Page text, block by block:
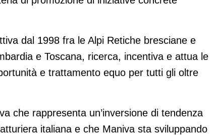
dal 1998 fra le Alpi Retiche bresciane e
e Toscana, ricerca, incentiva e attua le
e trattamento equo per tutti gli oltre
che rappresenta un’inversione di tendenza
italiana e che Maniva sta sviluppando